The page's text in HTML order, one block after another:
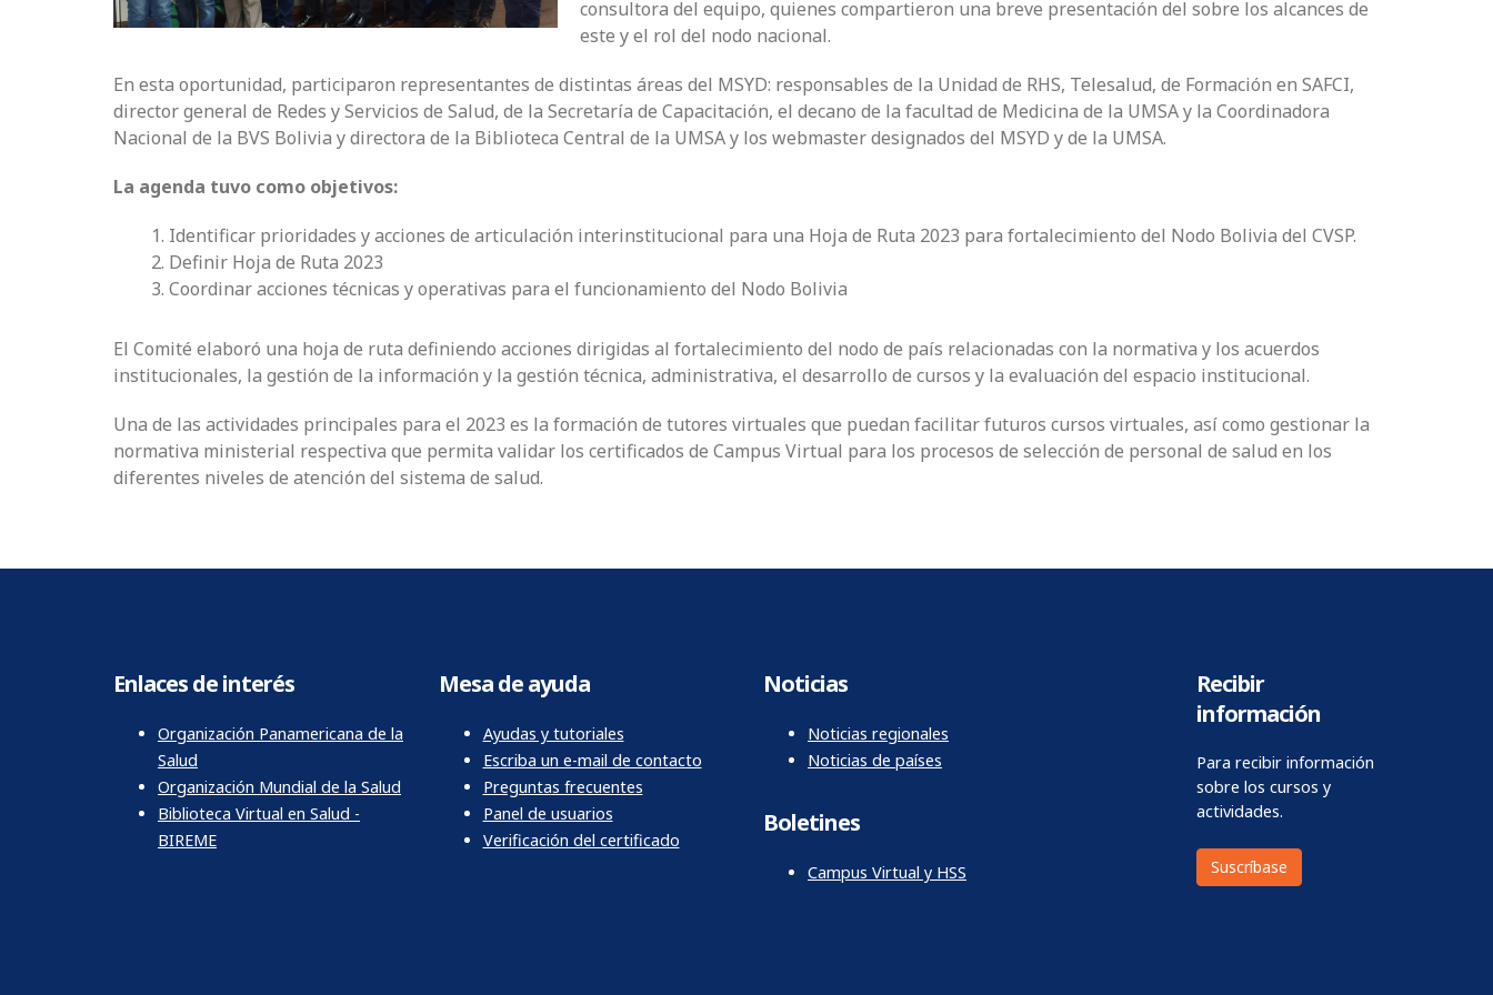
consultora del equipo, quienes compartieron una breve presentación del sobre los alcances de
este y el rol del nodo nacional.
En esta oportunidad, participaron representantes de distintas áreas del MSYD: responsables de la Unidad de RHS, Telesalud, de Formación en SAFCI,
director general de Redes y Servicios de Salud, de la Secretaría de Capacitación, el decano de la facultad de Medicina de la UMSA y la Coordinadora
Nacional de la BVS Bolivia y directora de la Biblioteca Central de la UMSA y los webmaster designados del MSYD y de la UMSA.
La agenda tuvo como objetivos:
Identificar prioridades y acciones de articulación interinstitucional para una Hoja de Ruta 2023 para fortalecimiento del Nodo Bolivia del CVSP.
Definir Hoja de Ruta 2023
Coordinar acciones técnicas y operativas para el funcionamiento del Nodo Bolivia
El Comité elaboró una hoja de ruta definiendo acciones dirigidas al fortalecimiento del nodo de país relacionadas con la normativa y los acuerdos
institucionales, la gestión de la información y la gestión técnica, administrativa, el desarrollo de cursos y la evaluación del espacio institucional.
Una de las actividades principales para el 2023 es la formación de tutores virtuales que puedan facilitar futuros cursos virtuales, así como gestionar la
normativa ministerial respectiva que permita validar los certificados de Campus Virtual para los procesos de selección de personal de salud en los
diferentes niveles de atención del sistema de salud.
Enlaces de interés
Organización Panamericana de la
Salud
Organización Mundial de la Salud
Biblioteca Virtual en Salud -
BIREME
Mesa de ayuda
Ayudas y tutoriales
Escriba un e-mail de contacto
Preguntas frecuentes
Panel de usuarios
Verificación del certificado
Noticias
Noticias regionales
Noticias de países
Boletines
Campus Virtual y HSS
Recibir
información
Para recibir información
sobre los cursos y
actividades.
Suscríbase